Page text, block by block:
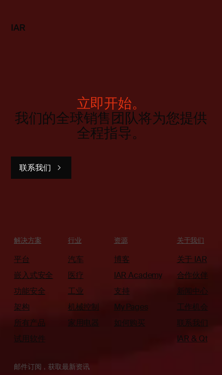
IAR
立即开始。
我们的全球销售团队将为您提供
全程指导。
联系我们
解决方案
平台
嵌入式安全
功能安全
架构
所有产品
试用软件
行业
汽车
医疗
工业
机械控制
家用电器
资源
博客
IAR Academy
支持
My Pages
如何购买
关于我们
关于 IAR
合作伙伴
新闻中心
工作机会
联系我们
IAR & Qt
邮件订阅，获取最新资讯